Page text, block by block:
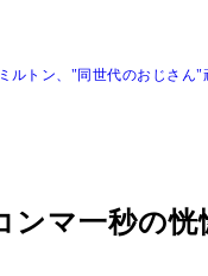
ルトン、"同世代のおじさん
ンマ一秒の